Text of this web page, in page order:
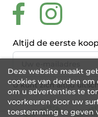
Altijd de eerste
U kunt zich altijd
Deze website maakt
cookies van derden
om u advertenties te
voorkeuren door uw
toestemming te geven